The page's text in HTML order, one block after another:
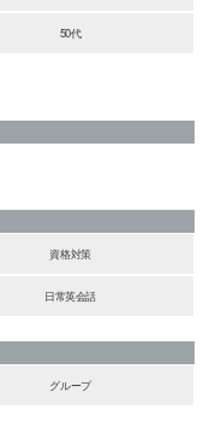
50代
資格対策
日常英会話
グループ